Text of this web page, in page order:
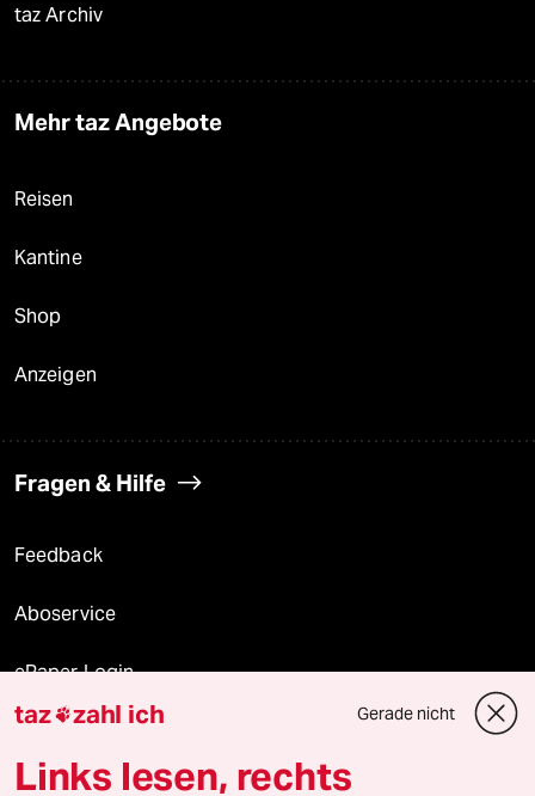
taz Archiv
Mehr taz Angebote
Reisen
Kantine
Shop
Anzeigen
Fragen & Hilfe
Feedback
Aboservice
ePaper Login
Downloads für Abonnierende
taz zahl ich Gerade nicht
Links lesen, rechts